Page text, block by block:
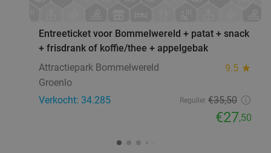
Entreeticket voor Bommelwereld + patat + snack
+ frisdrank of koffie/thee + appelgebak
Attractiepark Bommelwereld
9.5 star
Groenlo
Verkocht: 34.285
Regulier €35,50
€27,50